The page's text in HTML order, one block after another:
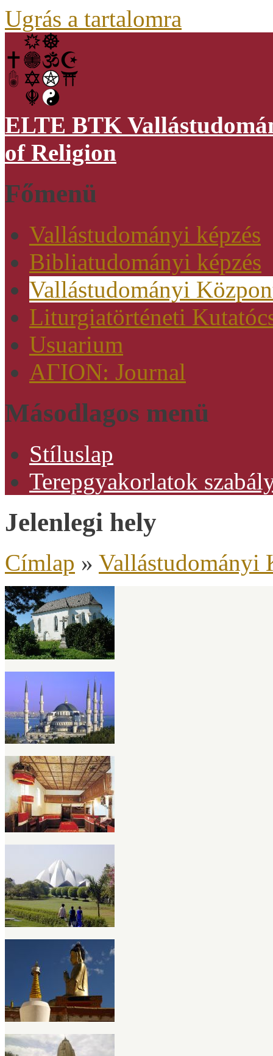
Ugrás a tartalomra
ELTE BTK
of Religion
Főmenü
Vallástudományi képzés
Bibliatudományi képzés
Vallástudományi
Liturgiatörténeti
Usuarium
AΓION: Journal
Másodlagos menü
Stíluslap
Terepgyakorlatok
Jelenlegi hely
Címlap » Vallástudományi